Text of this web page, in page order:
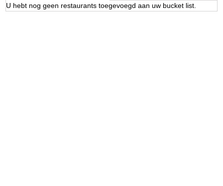
U hebt nog geen restaurants toegevoegd aan uw bucket list.